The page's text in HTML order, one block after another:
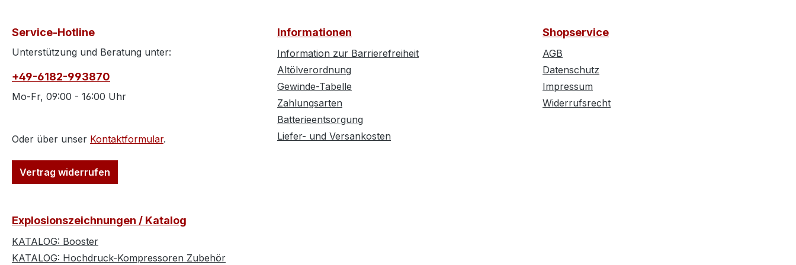
Service-Hotline
Unterstützung und Beratung unter:
+49-6182-993870
Mo-Fr, 09:00 - 16:00 Uhr
Oder über unser Kontaktformular.
Vertrag widerrufen
Informationen
Information zur Barrierefreiheit
Altölverordnung
Gewinde-Tabelle
Zahlungsarten
Batterieentsorgung
Liefer- und Versankosten
Shopservice
AGB
Datenschutz
Impressum
Widerrufsrecht
Explosionszeichnungen / Katalog
KATALOG: Booster
KATALOG: Hochdruck-Kompressoren Zubehör